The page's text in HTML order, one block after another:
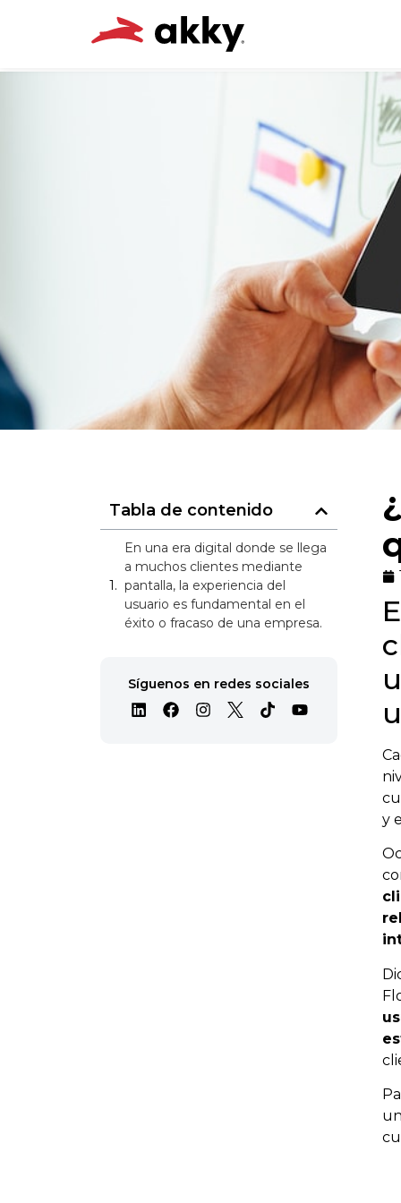
Tabla de contenido
En una era digital donde se llega
a muchos clientes mediante
pantalla, la experiencia del
usuario es fundamental en el
éxito o fracaso de una empresa.
Síguenos en redes sociales
y